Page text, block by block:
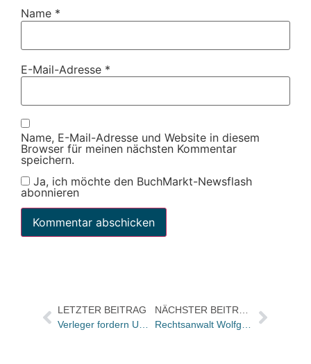
Name *
E-Mail-Adresse *
Name, E-Mail-Adresse und Website in diesem
Browser für meinen nächsten Kommentar
speichern.
Ja, ich möchte den BuchMarkt-Newsflash
abonnieren
LETZTER BEITRAG